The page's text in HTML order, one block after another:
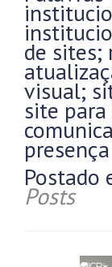
de sites;
visual;
site
Postado
Posts